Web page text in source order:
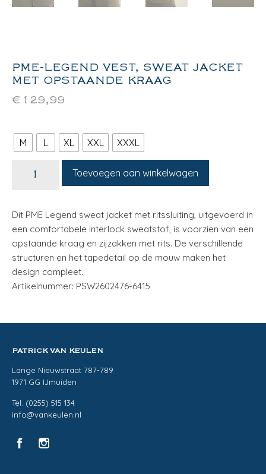
PME-LEGEND VEST, SWEAT JACKET
MET OPSTAANDE KRAAG
€ 129,99
M L XL XXL XXXL
Toevoegen aan winkelwagen
Dit PME Legend sweat jacket met ritssluiting, uitgevoerd in
een comfortabele interlock sweatstof, is voorzien van een
opstaande kraag en zijzakken met rits. De verschillende
structuren en het tapedetail op de mouw maken het
design compleet.
Artikelnummer: PSW2602476-6415
PATRICK VAN KEULEN
Lange Nieuwstraat 787-789
1971 GG IJmuiden
Tel. (0255) 515 134
info@vankeulen.nl